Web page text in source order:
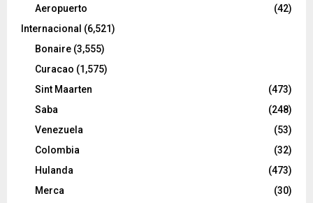
Aeropuerto
(42)
Internacional (6,521)
Bonaire (3,555)
Curacao (1,575)
Sint Maarten
(473)
Saba
(248)
Venezuela
(53)
Colombia
(32)
Hulanda
(473)
Merca
(30)